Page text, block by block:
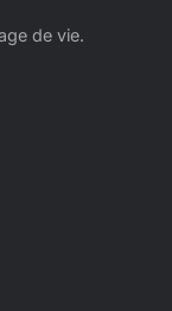
de vie.